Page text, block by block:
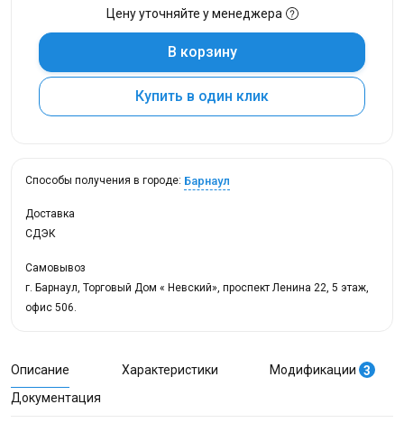
Цену уточняйте у менеджера
В корзину
Купить в один клик
Способы получения в городе: Барнаул
Доставка
СДЭК
Самовывоз
г. Барнаул, Торговый Дом « Невский», проспект Ленина 22, 5 этаж,
офис 506.
Описание Характеристики Модификации 3
Документация